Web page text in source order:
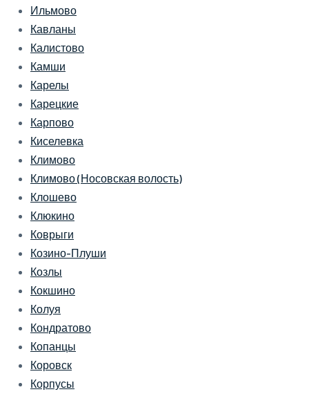
Ильмово
Кавланы
Калистово
Камши
Карелы
Карецкие
Карпово
Киселевка
Климово
Климово (Носовская волость)
Клошево
Клюкино
Коврыги
Козино-Плуши
Козлы
Кокшино
Колуя
Кондратово
Копанцы
Коровск
Корпусы